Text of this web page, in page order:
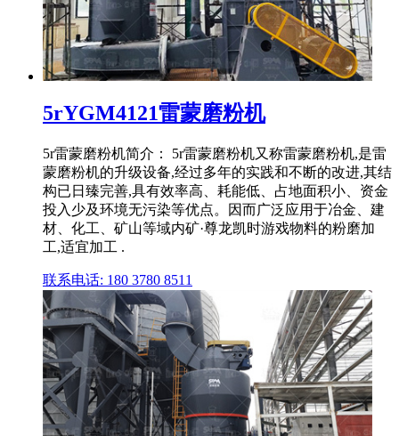
5rYGM4121雷蒙磨粉机
5r雷蒙磨粉机简介： 5r雷蒙磨粉机又称雷蒙磨粉机,是雷
蒙磨粉机的升级设备,经过多年的实践和不断的改进,其结
构已日臻完善,具有效率高、耗能低、占地面积小、资金
投入少及环境无污染等优点。因而广泛应用于冶金、建
材、化工、矿山等域内矿·尊龙凯时游戏物料的粉磨加
工,适宜加工 .
联系电话: 180 3780 8511